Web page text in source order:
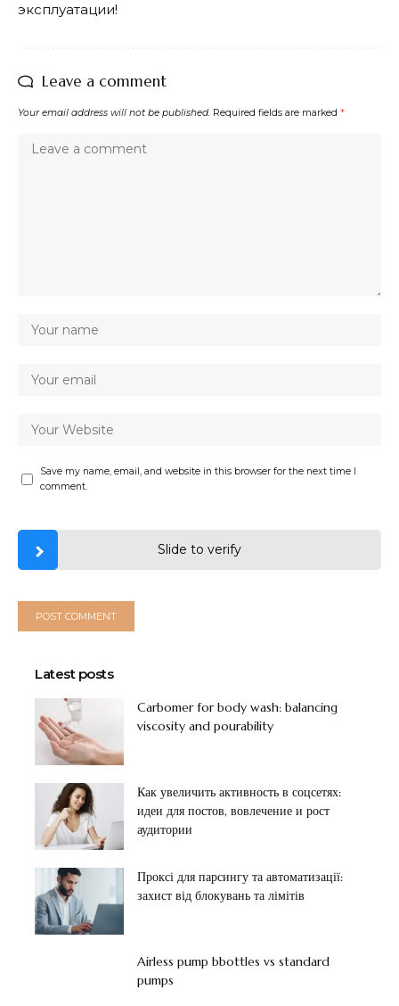
эксплуатации!
Leave a comment
Your email address will not be published. Required fields are marked *
Save my name, email, and website in this browser for the next time I
comment.
Slide to verify
Latest posts
Carbomer for body wash: balancing
viscosity and pourability
Как увеличить активность в соцсетях:
идеи для постов, вовлечение и рост
аудитории
Проксі для парсингу та автоматизації:
захист від блокувань та лімітів
Airless pump bbottles vs standard
pumps